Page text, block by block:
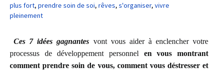
plus fort, prendre soin de soi, rêves, s'organiser, vivre
pleinement
Ces 7 idées gagnantes vont vous aider à enclencher votre
processus de développement personnel en vous montrant
comment prendre soin de vous, comment vous déstresser et